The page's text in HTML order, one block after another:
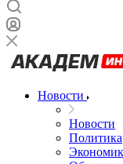
Новости
Новости
Политика